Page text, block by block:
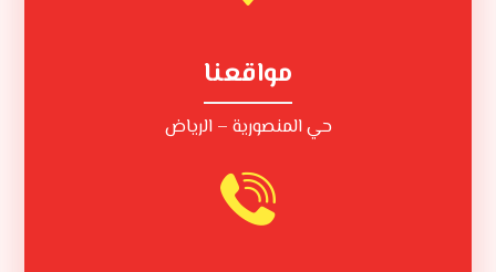
مواقعنا
حي المنصورية – الرياض